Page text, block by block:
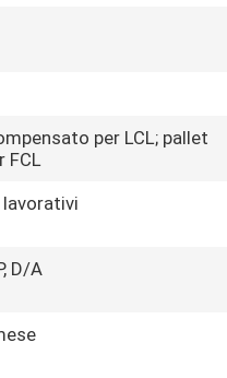
per LCL; pallet
FCL
D/A